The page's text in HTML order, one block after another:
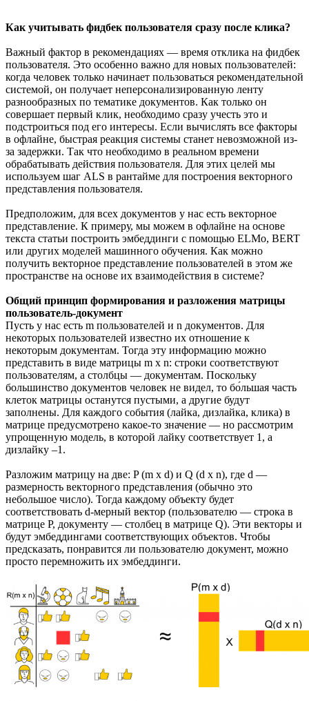
Как учитывать фидбек пользователя сразу после клика?
Важный фактор в рекомендациях — время отклика на фидбек
пользователя. Это особенно важно для новых пользователей:
когда человек только начинает пользоваться рекомендательной
системой, он получает неперсонализированную ленту
разнообразных по тематике документов. Как только он
совершает первый клик, необходимо сразу учесть это и
подстроиться под его интересы. Если вычислять все факторы
в офлайне, быстрая реакция системы станет невозможной из-
за задержки. Так что необходимо в реальном времени
обрабатывать действия пользователя. Для этих целей мы
используем шаг ALS в рантайме для построения векторного
представления пользователя.
Предположим, для всех документов у нас есть векторное
представление. К примеру, мы можем в офлайне на основе
текста статьи построить эмбеддинги с помощью ELMo, BERT
или других моделей машинного обучения. Как можно
получить векторное представление пользователей в этом же
пространстве на основе их взаимодействия в системе?
Общий принцип формирования и разложения матрицы
пользователь-документ
Пусть у нас есть m пользователей и n документов. Для
некоторых пользователей известно их отношение к
некоторым документам. Тогда эту информацию можно
представить в виде матрицы m x n: строки соответствуют
пользователям, а столбцы — документам. Поскольку
большинство документов человек не видел, то бо́льшая часть
клеток матрицы останутся пустыми, а другие будут
заполнены. Для каждого события (лайка, дизлайка, клика) в
матрице предусмотрено какое-то значение — но рассмотрим
упрощенную модель, в которой лайку соответствует 1, а
дизлайку –1.
Разложим матрицу на две: P (m x d) и Q (d x n), где d —
размерность векторного представления (обычно это
небольшое число). Тогда каждому объекту будет
соответствовать d-мерный вектор (пользователю — строка в
матрице P, документу — столбец в матрице Q). Эти векторы и
будут эмбеддингами соответствующих объектов. Чтобы
предсказать, понравится ли пользователю документ, можно
просто перемножить их эмбеддинги.